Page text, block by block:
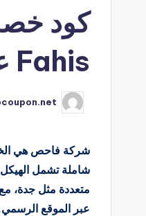
Fahis على خدمات الفحص
تمّ
النشر
شاملة تشمل
عبر الموقع